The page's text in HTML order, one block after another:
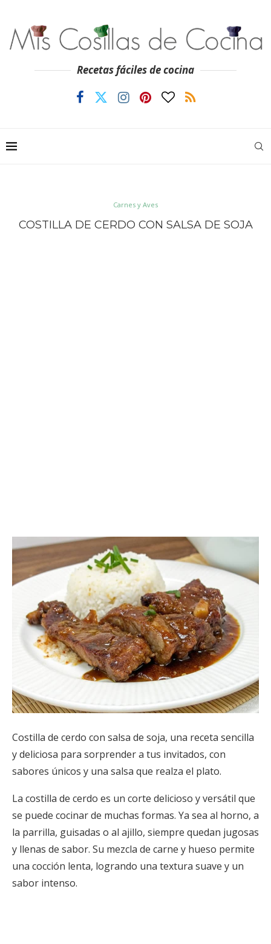
Recetas fáciles de cocina
Carnes y Aves
COSTILLA DE CERDO CON SALSA DE SOJA
Costilla de cerdo con salsa de soja, una receta sencilla
y deliciosa para sorprender a tus invitados, con
sabores únicos y una salsa que realza el plato.
La costilla de cerdo es un corte delicioso y versátil que
se puede cocinar de muchas formas. Ya sea al horno, a
la parrilla, guisadas o al ajillo, siempre quedan jugosas
y llenas de sabor. Su mezcla de carne y hueso permite
una cocción lenta, logrando una textura suave y un
sabor intenso.